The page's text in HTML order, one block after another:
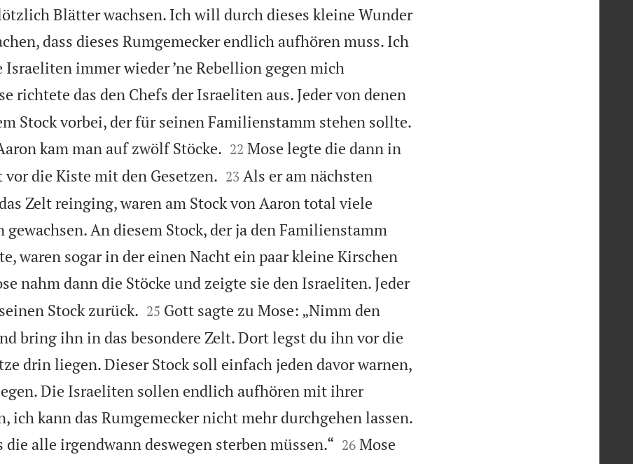
Blätter wachsen. Ich will durch dieses kleine Wunder
dass dieses Rumgemecker endlich aufhören muss. Ich
immer wieder ’ne Rebellion gegen mich
richtete das den Chefs der Israeliten aus. Jeder von denen
Stock vorbei, der für seinen Familienstamm stehen sollte.
kam man auf zwölf Stöcke.
22 Mose legte die dann in
vor die Kiste mit den Gesetzen.
23 Als er am nächsten
Zelt reinging, waren am Stock von Aaron total viele
An diesem Stock, der ja den Familienstamm
waren sogar in der einen Nacht ein paar kleine Kirschen
nahm dann die Stöcke und zeigte sie den Israeliten. Jeder
Stock zurück.
25 Gott sagte zu Mose: „Nimm den
bring ihn in das besondere Zelt. Dort legst du ihn vor die
drin liegen. Dieser Stock soll einfach jeden davor warnen,
Die Israeliten sollen endlich aufhören mit ihrer
ich kann das Rumgemecker nicht mehr durchgehen lassen.
alle irgendwann deswegen sterben müssen.“
26 Mose